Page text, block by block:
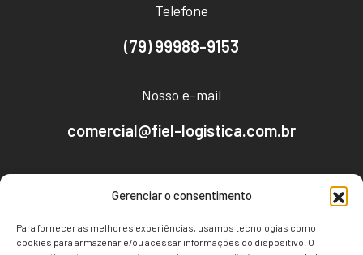
Gerenciar o consentimento
Para fornecer as melhores experiências, usamos tecnologias como
cookies para armazenar e/ou acessar informações do dispositivo. O
Telefone
(79) 99988-9153
Nosso e-mail
comercial@fiel-logistica.com.br
Nosso endereço
49030-640